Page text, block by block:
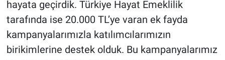
hayata geçirdik. Türkiye Hayat Emeklilik
tarafında ise 20.000 TL’ye varan ek fayda
kampanyalarımızla katılımcılarımızın
birikimlerine destek olduk. Bu kampanyalarımız